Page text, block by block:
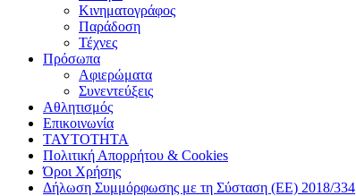
Κινηματογράφος
Παράδοση
Τέχνες
Πρόσωπα
Αφιερώματα
Συνεντεύξεις
Αθλητισμός
Επικοινωνία
ΤΑΥΤΟΤΗΤΑ
Πολιτική Απορρήτου & Cookies
Όροι Χρήσης
Δήλωση Συμμόρφωσης με τη Σύσταση (ΕΕ) 2018/334